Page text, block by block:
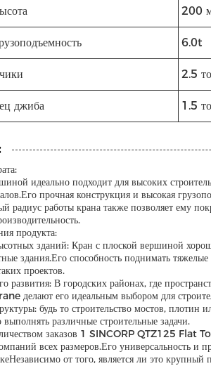
200
6.0t
2.5
джиба 1.5
идеально подходит для высоких
прочная конструкция и высокая
радиус работы крана также позволяет ему
продукта:
зданий: Кран с плоской вершиной
здания.Его способность поднимать
проектов.
развития: В городских районах, где
делают его идеальным выбором для
будь то строительство мостов,
различные строительные задачи.
заказов 1 SINCORP QTZ125 Flat
всех размеров.Его универсальность
от того, является ли это